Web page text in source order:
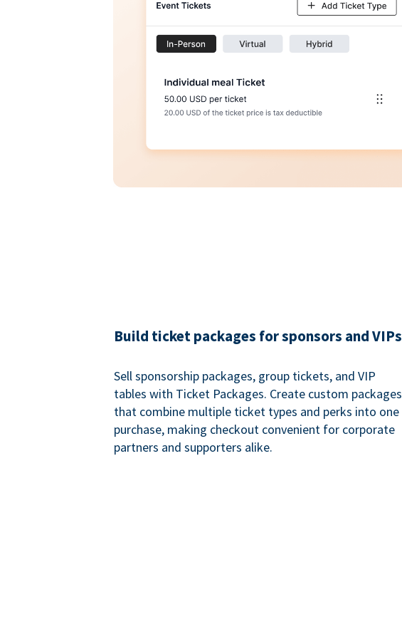
Build ticket packages for sponsors and VIPs
Sell sponsorship packages, group tickets, and VIP
tables with Ticket Packages. Create custom packages
that combine multiple ticket types and perks into one
purchase, making checkout convenient for corporate
partners and supporters alike.